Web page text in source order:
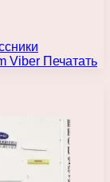
Viber Печатать